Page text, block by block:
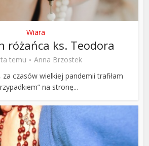
Wiara
różańca ks. Teodora
temu
Anna Brzostek
za czasów wielkiej pandemii trafiłam
na stronę...